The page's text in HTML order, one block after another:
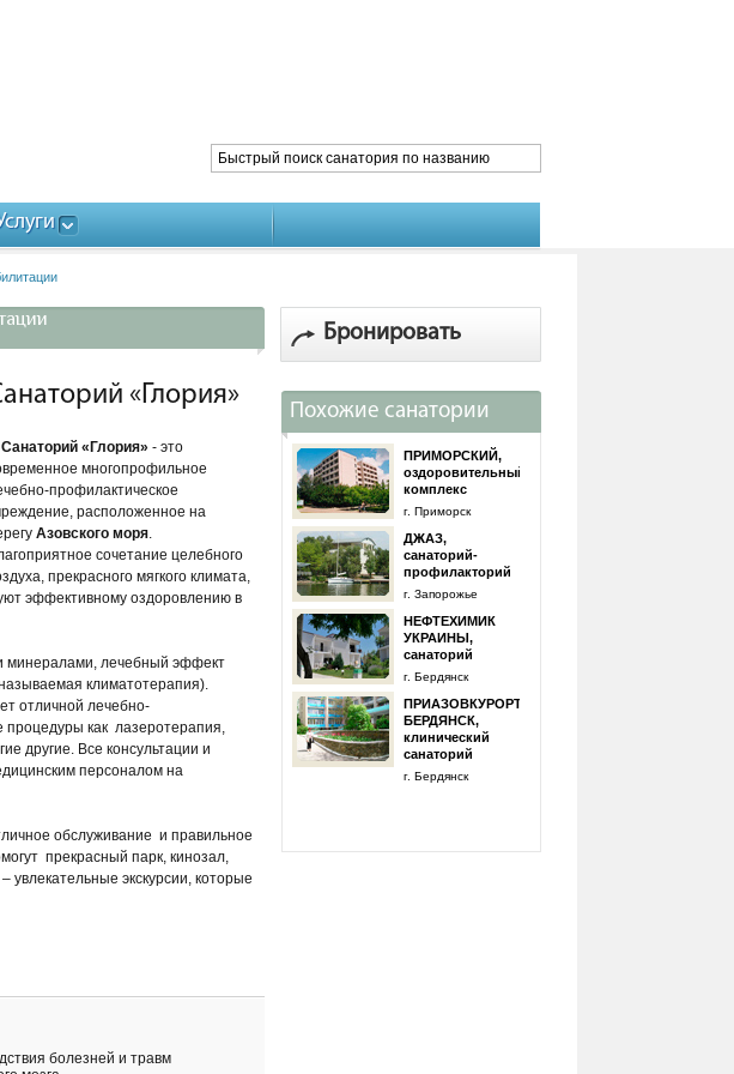
«Глория»
Санаторий «Глория» - это
многопрофильное
профилактическое
расположенное на
Азовского моря.
сочетание целебного
прекрасного мягкого климата,
эффективному оздоровлению в
минералами, лечебный эффект
климатотерапия).
отличной лечебно-
процедуры как лазеротерапия,
другие. Все консультации и
персоналом на
обслуживание и правильное
прекрасный парк, кинозал,
экскурсии, которые
болезней и травм
Бронировать
Похожие санатории
ПРИМОРСКИЙ,
оздоровительный
комплекс
г. Приморск
ДЖАЗ,
санаторий-
профилакторий
г. Запорожье
НЕФТЕХИМИК
УКРАИНЫ,
санаторий
г. Бердянск
ПРИАЗОВКУРОРТ:
БЕРДЯНСК,
клинический
санаторий
г. Бердянск